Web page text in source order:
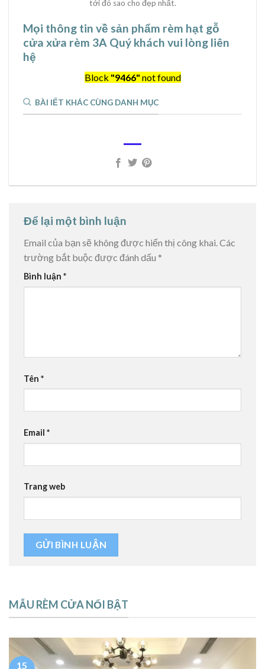
tới đó sao cho đẹp nhất.
Mọi thông tin về sản phẩm rèm hạt gỗ
cửa xửa rèm 3A Quý khách vui lòng liên
hệ
Block "9466" not found
BÀI IẾT KHÁC CÙNG DANH MỤC
Để lại một bình luận
Email của bạn sẽ không được hiển thị công khai.Các
trường bắt buộc được đánh dấu *
Bình luận *
Tên *
Email *
Trang web
MẪU RÈM CỬA NỔI BẬT
15